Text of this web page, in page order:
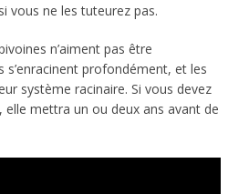
vous ne les tuteurez pas.
n’aiment pas être
s’enracinent profondément, et les
système racinaire. Si vous devez
elle mettra un ou deux ans avant de